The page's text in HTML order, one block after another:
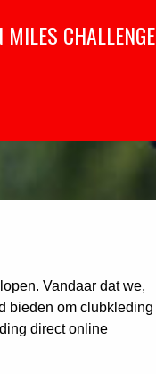
CHALLENGE
Vandaar dat we,
bieden om clubkleding
direct online